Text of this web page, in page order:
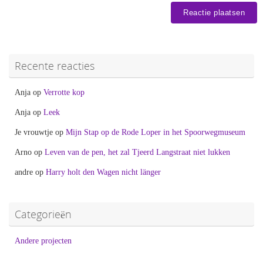
Recente reacties
Anja op Verrotte kop
Anja op Leek
Je vrouwtje op Mijn Stap op de Rode Loper in het Spoorwegmuseum
Arno op Leven van de pen, het zal Tjeerd Langstraat niet lukken
andre op Harry holt den Wagen nicht länger
Categorieën
Andere projecten